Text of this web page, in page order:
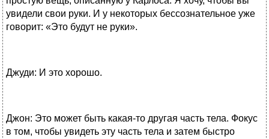
увидели свои руки. И у некоторых бессознательное уже
говорит: «Это будут не руки».
Джуди: И это хорошо.
Джон: Это может быть какая-то другая часть тела. Фокус
в том, чтобы увидеть эту часть тела и затем быстро